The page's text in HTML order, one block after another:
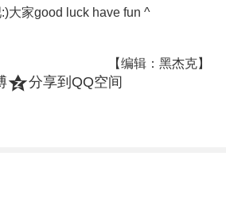
大家good luck have fun ^
【编辑：黑杰克】
z分享到QQ空间